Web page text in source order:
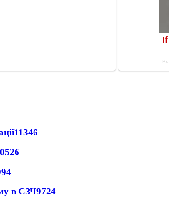
11346
в СЗЧ9724